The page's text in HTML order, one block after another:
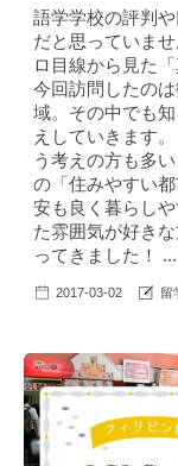
語学学校の評判
だと思っていま
ロ目線から見た
今回訪問したの
域。その中でも
えしていきます
う考えの方も多
の「住みやすい
安も良く暮らし
た雰囲気が好き
ってきました！ ...
2017-03-02 留